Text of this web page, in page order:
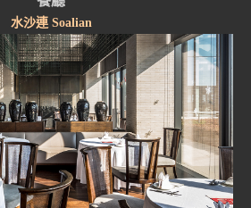
水沙連 Soalian